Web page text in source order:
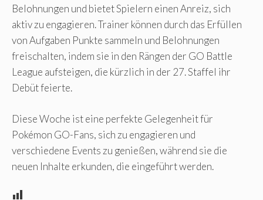
Belohnungen und bietet Spielern einen Anreiz, sich
aktiv zu engagieren. Trainer können durch das Erfüllen
von Aufgaben Punkte sammeln und Belohnungen
freischalten, indem sie in den Rängen der GO Battle
League aufsteigen, die kürzlich in der 27. Staffel ihr
Debüt feierte.
Diese Woche ist eine perfekte Gelegenheit für
Pokémon GO-Fans, sich zu engagieren und
verschiedene Events zu genießen, während sie die
neuen Inhalte erkunden, die eingeführt werden.